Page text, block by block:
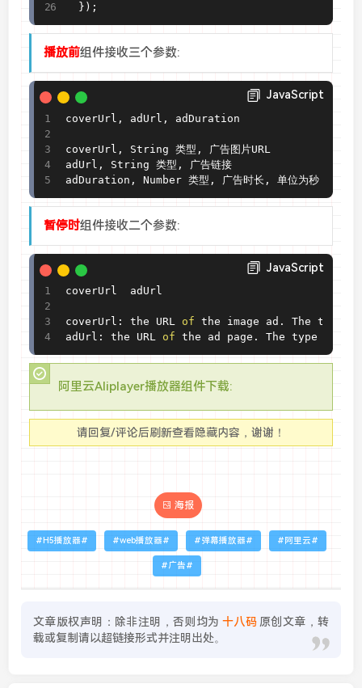
} ) ;
播放前组件接收三个参数:
JavaScript
coverUrl , adUrl , adDuration
coverUrl , String 类型 ,
广告图片URL
adUrl , String 类型 ,
广告链接
adDuration , Number 类型 , 广告时长 , 单位为秒
暂停时组件接收二个参数:
JavaScript
coverUrl  adUrl
coverUrl : the URL of the image ad .
The type
adUrl : the URL of the ad page . The type is
阿里云Aliplayer播放器组件下载:
请回复/评论后刷新查看隐藏内容，谢谢！
海报
H5播放器 web播放器 弹幕播放器 阿里云
广告
文章版权声明：除非注明，否则均为 十八码 原创文章，转
载或复制请以超链接形式并注明出处。